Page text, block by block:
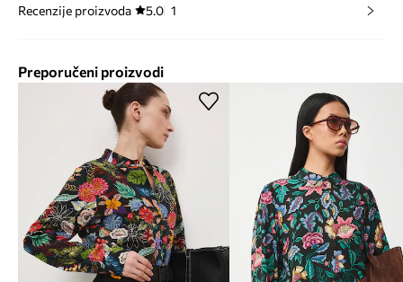
Recenzije proizvoda 5.0 1
Preporučeni proizvodi